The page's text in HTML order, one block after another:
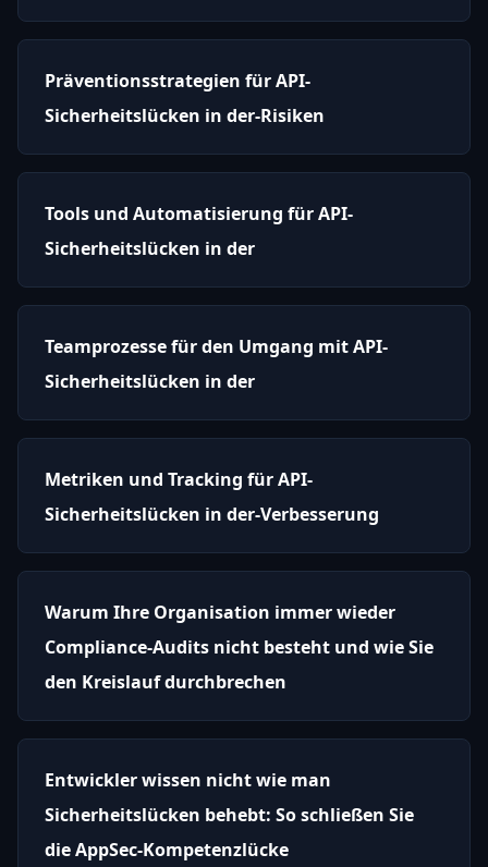
Präventionsstrategien für API-
Sicherheitslücken in der-Risiken
Tools und Automatisierung für API-
Sicherheitslücken in der
Teamprozesse für den Umgang mit API-
Sicherheitslücken in der
Metriken und Tracking für API-
Sicherheitslücken in der-Verbesserung
Warum Ihre Organisation immer wieder
Compliance-Audits nicht besteht und wie Sie
den Kreislauf durchbrechen
Entwickler wissen nicht wie man
Sicherheitslücken behebt: So schließen Sie
die AppSec-Kompetenzlücke